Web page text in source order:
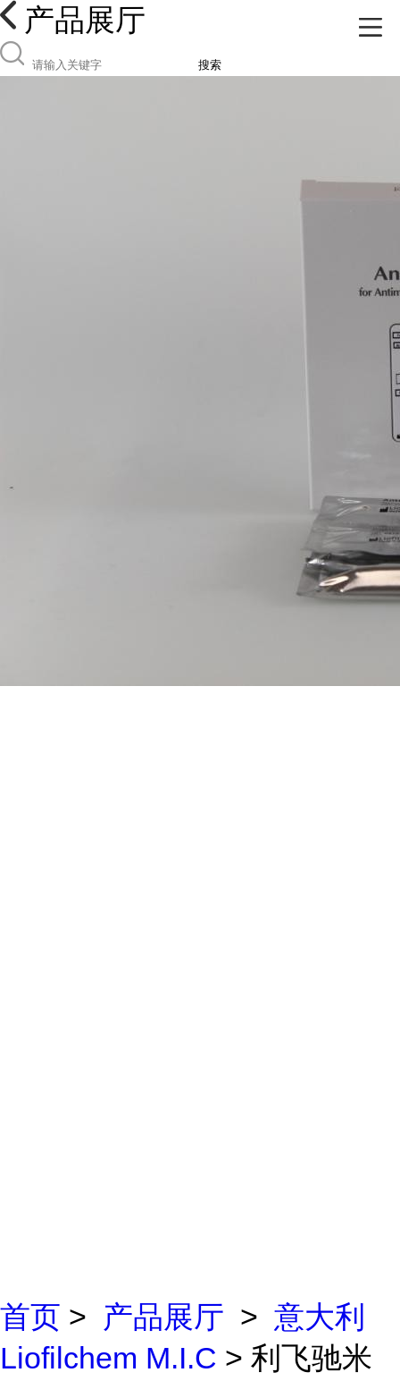
产品展厅
搜索
首页 > 产品展厅 > 意大利
Liofilchem M.I.C > 利飞驰米